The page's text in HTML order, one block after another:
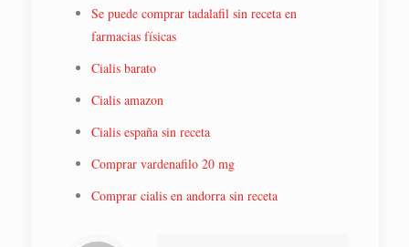
Se puede comprar tadalafil sin receta en
farmacias físicas
Cialis barato
Cialis amazon
Cialis españa sin receta
Comprar vardenafilo 20 mg
Comprar cialis en andorra sin receta